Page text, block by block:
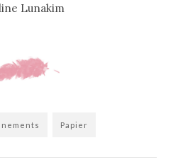
Lunakim
Papier